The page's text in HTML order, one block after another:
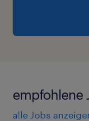
und relevanter
empfohlene
alle Jobs